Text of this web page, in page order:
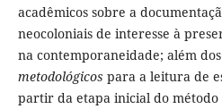
acadêmicos sobre a
neocoloniais de interesse à
na contemporaneidade; além dos
metodológicos para a leitura de
partir da etapa inicial do